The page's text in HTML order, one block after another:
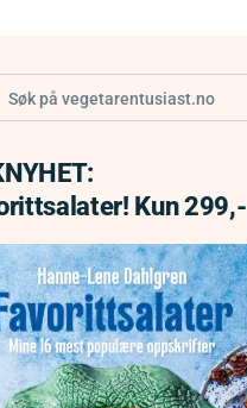
Kun 299,-